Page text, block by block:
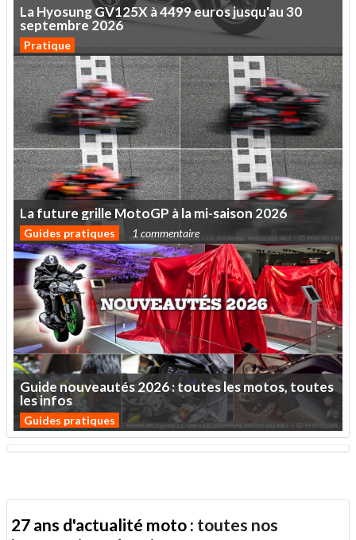
LaHyosungGV125X à4499eurosjusqu'au30
septembre2026
Pratique
Lafuturegrille MotoGP àlami-saison 2026
Guides pratiques 1 commentaire
Guidenouveautés2026:touteslesmotos,toutes
lesinfos
Guides pratiques
27 ans d'actualité moto : toutes nos